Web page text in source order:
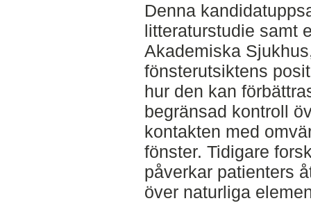
Denna
litteraturstudie samt
Akademiska
fönsterutsiktens
hur den kan
begränsad kontroll
kontakten med
fönster. Tidigare
påverkar patienters
över naturliga